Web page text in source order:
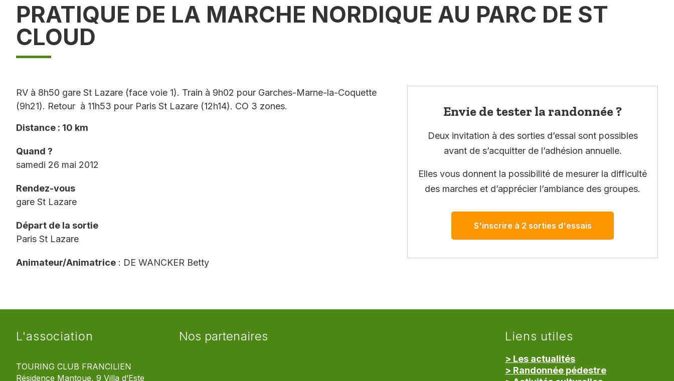
PRATIQUE DE LA MARCHE NORDIQUE AU PARC DE ST
CLOUD
RV à 8h50 gare St Lazare (face voie 1). Train à 9h02 pour Garches-Marne-la-Coquette
(9h21). Retour à 11h53 pour Paris St Lazare (12h14). CO 3 zones.
Distance : 10 km
Quand ?
samedi 26 mai 2012
Rendez-vous
gare St Lazare
Départ de la sortie
Paris St Lazare
Animateur/Animatrice : DE WANCKER Betty
Envie de tester la randonnée ?
Deux invitation à des sorties d’essai sont possibles
avant de s’acquitter de l’adhésion annuelle.
Elles vous donnent la possibilité de mesurer la difficulté
des marches et d’apprécier l’ambiance des groupes.
S'inscrire à 2 sorties d'essais
L'association
TOURING CLUB FRANCILIEN
Résidence Mantoue, 9 Villa d’Este
Nos partenaires Liens utiles
> Les actualités
> Randonnée pédestre